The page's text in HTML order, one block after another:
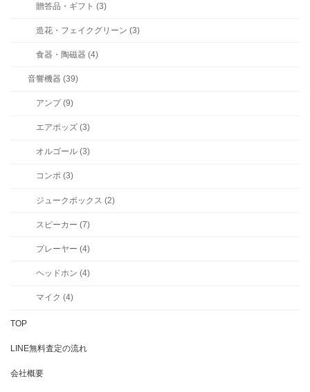
贈答品・ギフト (3)
造花・フェイクグリーン (3)
食器・陶磁器 (4)
音響機器 (39)
アンプ (9)
エアポッズ (3)
オルゴール (3)
コンポ (3)
ジュークボックス (2)
スピーカー (7)
プレーヤー (4)
ヘッドホン (4)
マイク (4)
TOP
LINE無料査定の流れ
会社概要